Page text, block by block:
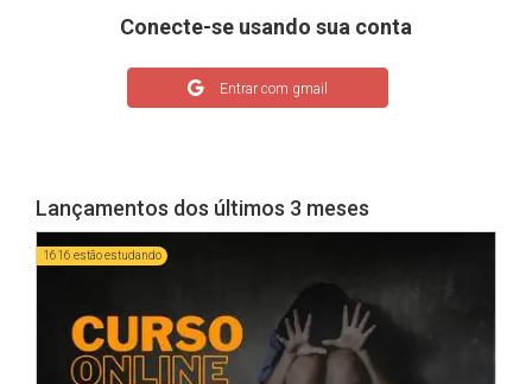
Conecte-se usando sua conta
Entrar com gmail
Lançamentos dos últimos 3 meses
1616 estão estudando